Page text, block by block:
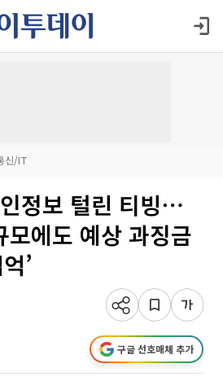
신/IT
정보 털린 티빙⋯
모에도 예상 과징금
’
구글 선호매체 추가